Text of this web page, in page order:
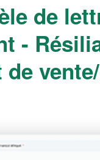
de
-
de